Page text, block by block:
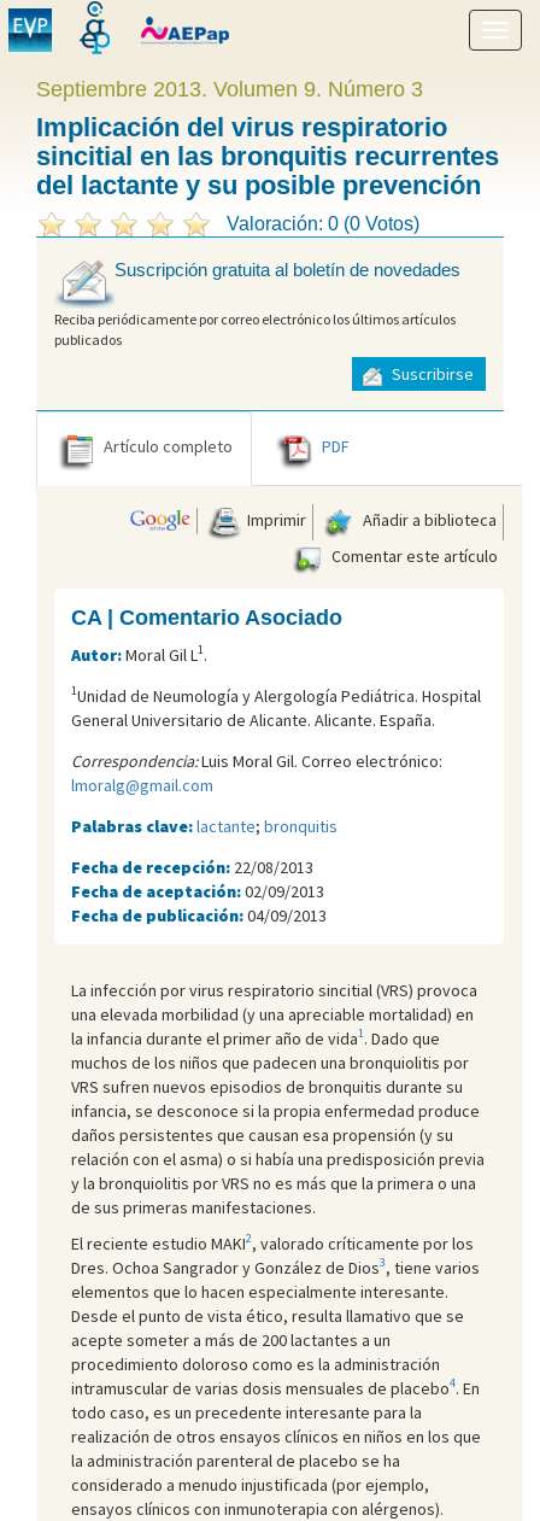
menú
Septiembre 2013. Volumen 9. Número 3
Implicación del virus respiratorio
sincitial en las bronquitis recurrentes
del lactante y su posible prevención
Valoración: 0 (0 Votos)
Suscripción gratuita al boletín de novedades
Reciba periódicamente por correo electrónico los últimos artículos
publicados
Suscribirse
Artículo completo PDF
Imprimir
Añadir a biblioteca
Comentar este artículo
CA | Comentario Asociado
Autor:Moral Gil L 1.
1Unidad de Neumología y Alergología Pediátrica. Hospital
General Universitario de Alicante. Alicante. España.
Correspondencia:Luis Moral Gil. Correo electrónico:
lmoralg@gmail.com
Palabras clave:lactante; bronquitis
Fecha de recepción: 22/08/2013
Fecha de aceptación:02/09/2013
Fecha de publicación:04/09/2013
La infección por virus respiratorio sincitial (VRS) provoca
una elevada morbilidad (y una apreciable mortalidad) en
la infancia durante el primer año de vida1. Dado que
muchos de los niños que padecen una bronquiolitis por
VRS sufren nuevos episodios de bronquitis durante su
infancia, se desconoce si la propia enfermedad produce
daños persistentes que causan esa propensión (y su
relación con el asma) o si había una predisposición previa
y la bronquiolitis por VRS no es más que la primera o una
de sus primeras manifestaciones.
El reciente estudio MAKI2, valorado críticamente por los
Dres. Ochoa Sangrador y González de Dios3, tiene varios
elementos que lo hacen especialmente interesante.
Desde el punto de vista ético, resulta llamativo que se
acepte someter a más de 200 lactantes a un
procedimiento doloroso como es la administración
intramuscular de varias dosis mensuales de placebo4. En
todo caso, es un precedente interesante para la
realización de otros ensayos clínicos en niños en los que
la administración parenteral de placebo se ha
considerado a menudo injustificada (por ejemplo,
ensayos clínicos con inmunoterapia con alérgenos).